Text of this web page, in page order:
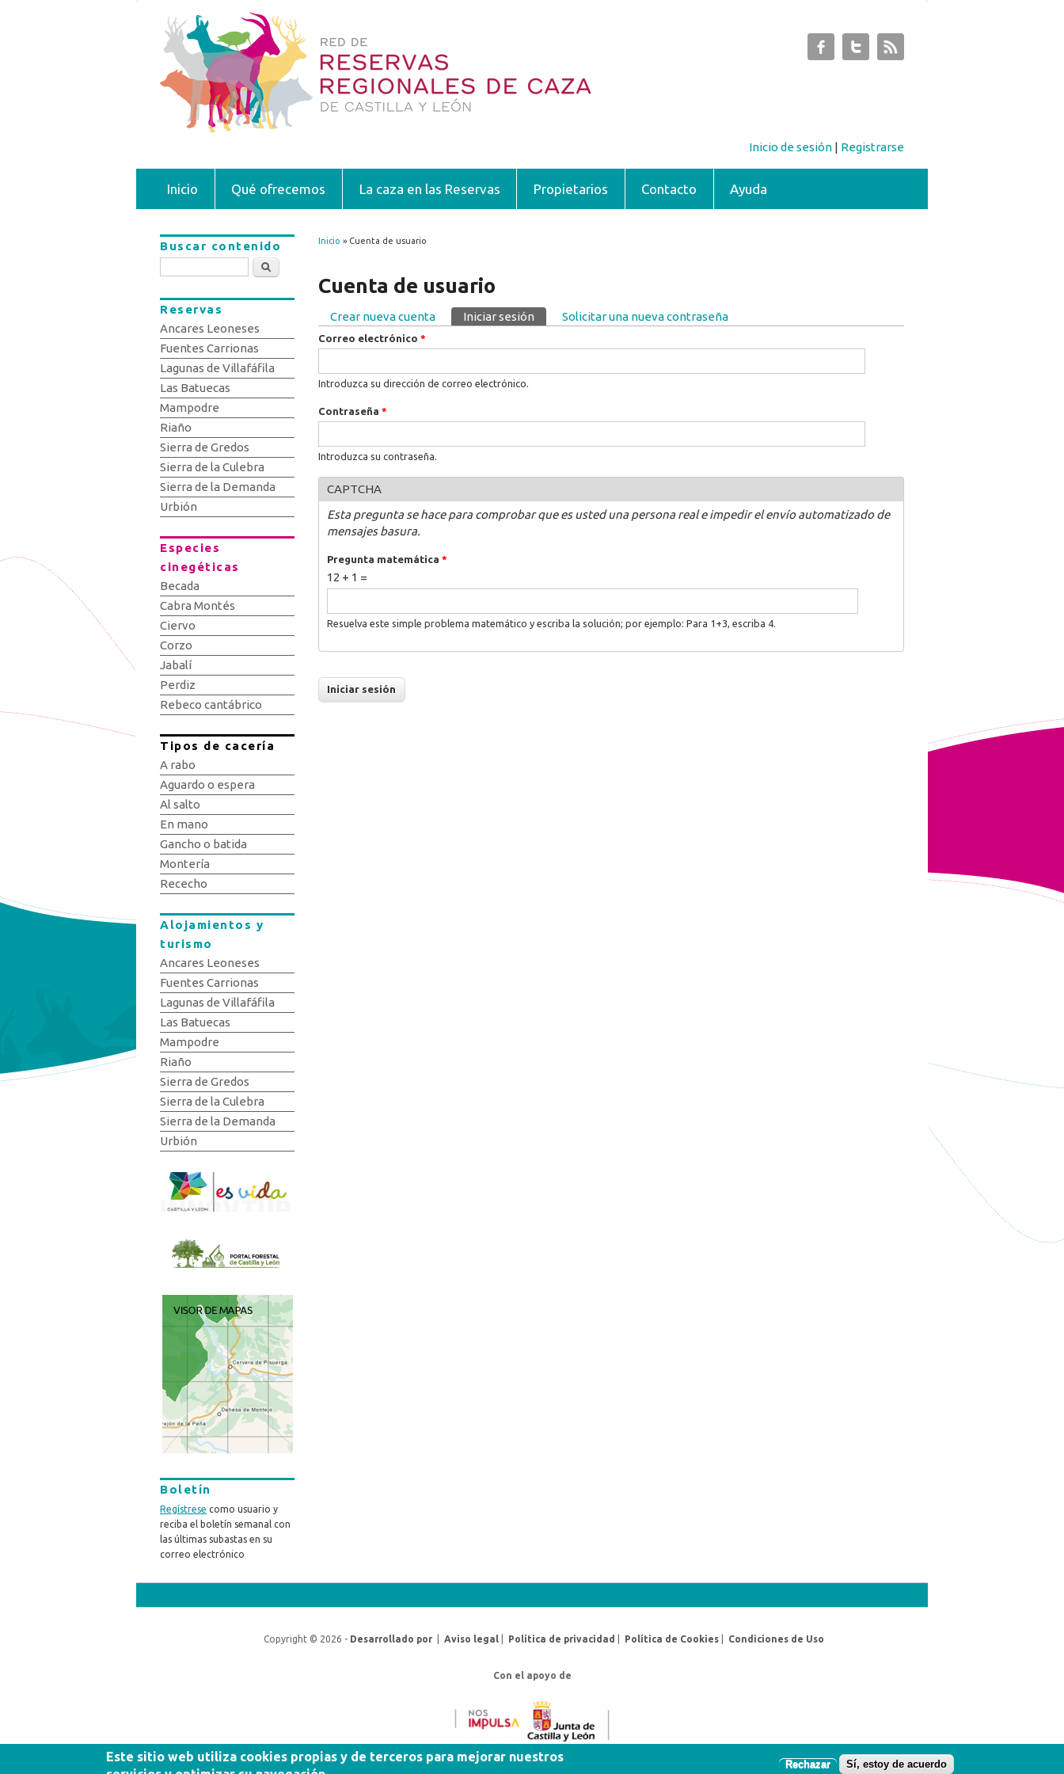
Inicio de sesión | Registrarse
Inicio Qué ofrecemos La caza en las Reservas Propietarios Contacto Ayuda
Se encuentra usted aquí
Inicio » Cuenta de usuario
Cuenta de usuario
Solapas principales
Crear nueva cuenta Iniciar sesión (solapa activa)
Solicitar una nueva contraseña
Correo electrónico *
Introduzca su dirección de correo electrónico.
Contraseña *
Introduzca su contraseña.
CAPTCHA
Esta pregunta se hace para comprobar que es usted una persona real e impedir el envío automatizado de
mensajes basura.
Pregunta matemática *
12 + 1 =
Resuelva este simple problema matemático y escriba la solución; por ejemplo: Para 1+3, escriba 4.
Buscar contenido
Buscar
Reservas
Ancares Leoneses
Fuentes Carrionas
Lagunas de Villafáfila
Las Batuecas
Mampodre
Riaño
Sierra de Gredos
Sierra de la Culebra
Sierra de la Demanda
Urbión
Especies
cinegéticas
Becada
Cabra Montés
Ciervo
Corzo
Jabalí
Perdiz
Rebeco cantábrico
Tipos de cacería
A rabo
Aguardo o espera
Al salto
En mano
Gancho o batida
Montería
Rececho
Alojamientos y
turismo
Ancares Leoneses
Fuentes Carrionas
Lagunas de Villafáfila
Las Batuecas
Mampodre
Riaño
Sierra de Gredos
Sierra de la Culebra
Sierra de la Demanda
Urbión
Boletín
Regístrese como usuario y
reciba el boletín semanal con
las últimas subastas en su
correo electrónico
Copyright © 2026 - Desarrollado por| Aviso legal Política de privacidad Política de Cookies| Condiciones de Uso
Con el apoyo de
Este sitio web utiliza cookies propias y de terceros para mejorar nuestros
Rechazar Sí, estoy de acuerdo